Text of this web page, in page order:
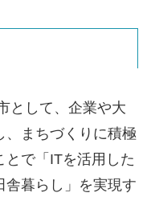
として、企業や大
、まちづくりに積極
とで「ITを活用した
舎暮らし」を実現す